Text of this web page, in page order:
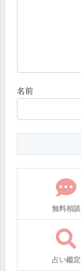
名前
無料相談
占い鑑定